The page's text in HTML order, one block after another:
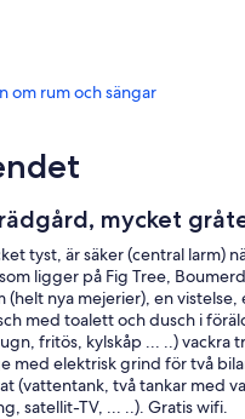
om rum och sängar
mycket
tyst, är säker (central larm)
ligger på Fig Tree,
(helt nya mejerier), en
med toalett och dusch i
fritös, kylskåp ... ..) vackra
med elektrisk grind för två
(vattentank, två tankar med
satellit-TV, ... ..). Gratis wifi.